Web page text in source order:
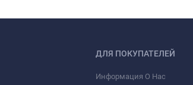
ДЛЯ ПОКУПАТЕЛЕЙ
Информация О Нас